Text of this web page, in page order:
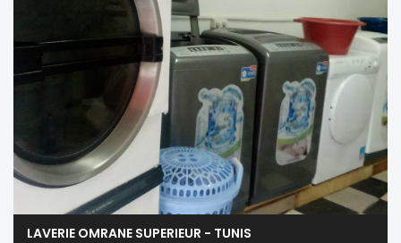
LAVERIE OMRANE SUPERIEUR - TUNIS